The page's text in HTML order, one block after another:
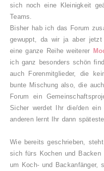
sich noch eine Kleinigkeit
Teams.
Bisher hab ich das Forum
gewuppt, da wir ja aber
eine ganze Reihe weiterer
ich ganz besonders schön
auch Forenmitglieder, die
bunte Mischung also, die
Forum ein
Sicher werdet Ihr die/den
anderen lernt Ihr dann
Wie bereits geschrieben,
sich fürs Kochen und
um Koch- und Backanfänger,